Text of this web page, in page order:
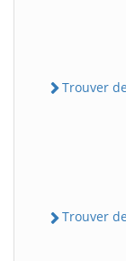
Trouver
Trouver